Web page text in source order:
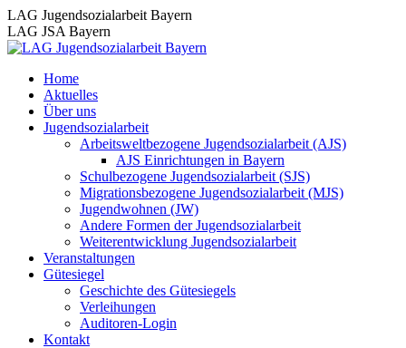
Zum
Inhalt
springen
LAG Jugendsozialarbeit Bayern
LAG JSA Bayern
Home
Aktuelles
Über uns
Jugendsozialarbeit
Arbeitsweltbezogene Jugendsozialarbeit (AJS)
AJS Einrichtungen in Bayern
Schulbezogene Jugendsozialarbeit (SJS)
Migrationsbezogene Jugendsozialarbeit (MJS)
Jugendwohnen (JW)
Andere Formen der Jugendsozialarbeit
Weiterentwicklung Jugendsozialarbeit
Veranstaltungen
Gütesiegel
Geschichte des Gütesiegels
Verleihungen
Auditoren-Login
Kontakt